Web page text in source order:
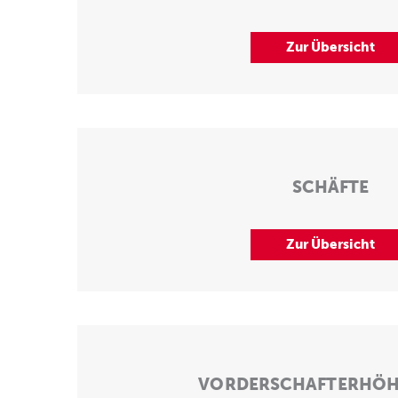
Zur Übersicht
SCHÄFTE
Zur Übersicht